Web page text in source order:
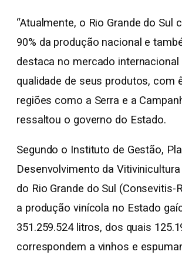
“Atualmente, o Rio Grande do Sul
90% da produção nacional e
destaca no mercado internacional
qualidade de seus produtos, com
regiões como a Serra e a
ressaltou o governo do Estado.
Segundo o Instituto de Gestão,
Desenvolvimento da
do Rio Grande do Sul (Consevitis-
a produção vinícola no Estado
351.259.524 litros, dos quais
correspondem a vinhos e